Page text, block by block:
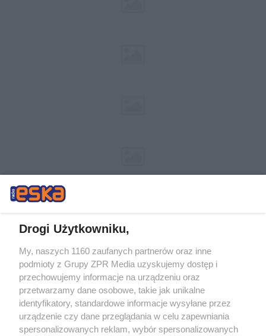
Żaden utwór zamieszczony w serwisie nie może być powielany i
rozpowszechniany lub dalej rozpowszechniany w jakikolwiek sposób (w
tym także elektroniczny lub mechaniczny) na jakimkolwiek polu
eksploatacji w jakiejkolwiek formie, włącznie z umieszczaniem w
Internecie bez pisemnej zgody właściciela praw. Jakiekolwiek użycie lub
wykorzystanie utworów w całości lub w części z naruszeniem prawa,
tzn. bez właściwej zgody, jest zabronione pod groźbą kary i może być
ścigane prawnie.
Drogi Użytkowniku,
My, naszych 1160 zaufanych partnerów oraz inne
podmioty z Grupy ZPR Media uzyskujemy dostęp i
przechowujemy informacje na urządzeniu oraz
przetwarzamy dane osobowe, takie jak unikalne
identyfikatory, standardowe informacje wysyłane przez
urządzenie czy dane przeglądania w celu zapewniania
spersonalizowanych reklam, wybór spersonalizowanych